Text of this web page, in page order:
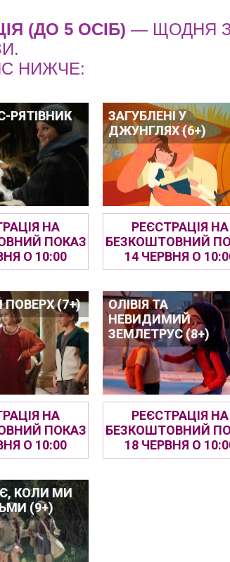
(ДО 5 ОСІБ) — ЩОДНЯ
НИЖЧЕ:
РЯТІВНИК
НА
ПОКАЗ
О 10:00
ЗАГУБЛЕНІ У
ДЖУНГЛЯХ (6+)
РЕЄСТРАЦІЯ НА
БЕЗКОШТОВНИЙ
14 ЧЕРВНЯ О
(7+)
НА
ПОКАЗ
О 10:00
ОЛІВІЯ ТА
НЕВИДИМИЙ
ЗЕМЛЕТРУС (8+)
РЕЄСТРАЦІЯ НА
БЕЗКОШТОВНИЙ
18 ЧЕРВНЯ О
КОЛИ МИ
(9+)